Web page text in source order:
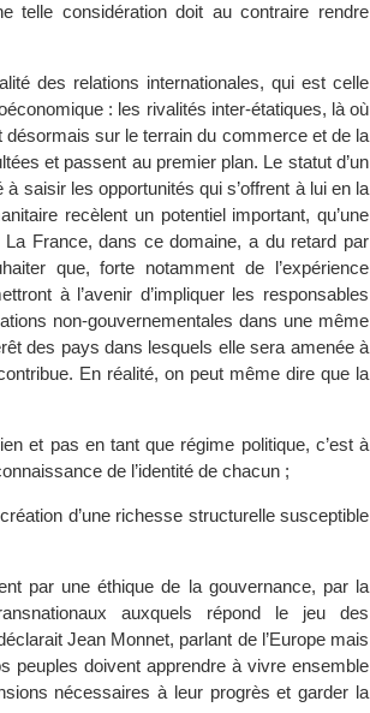
telle considération doit au contraire rendre
des relations internationales, qui est celle
: les rivalités inter-étatiques, là où
sur le terrain du commerce et de la
et passent au premier plan. Le statut d’un
saisir les opportunités qui s’offrent à lui en la
recèlent un potentiel important, qu’une
La France, dans ce domaine, a du retard par
que, forte notamment de l’expérience
à l’avenir d’impliquer les responsables
non-gouvernementales dans une même
des pays dans lesquels elle sera amenée à
En réalité, on peut même dire que la
et pas en tant que régime politique, c’est à
de l’identité de chacun ;
d’une richesse structurelle susceptible
par une éthique de la gouvernance, par la
auxquels répond le jeu des
Jean Monnet, parlant de l’Europe mais
peuples doivent apprendre à vivre ensemble
nécessaires à leur progrès et garder la